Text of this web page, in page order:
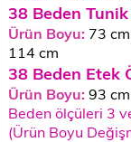
38 Beden
Ürün Boyu: 73
114 cm
38 Beden Etek
Ürün Boyu:93
Beden ölçüleri 3
(Ürün Boyu